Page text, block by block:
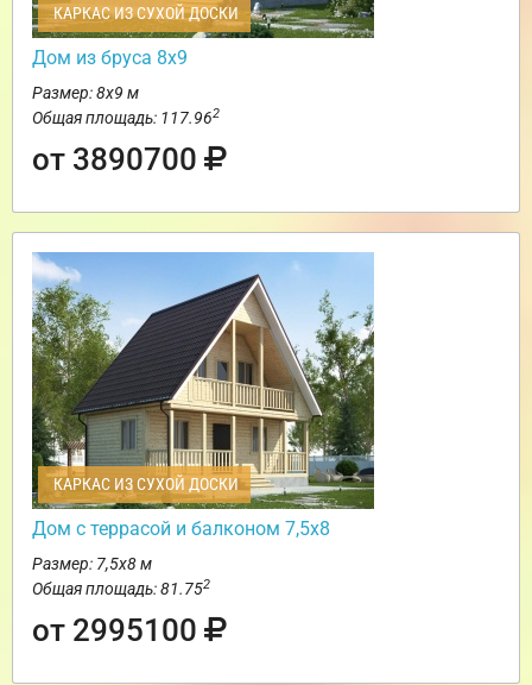
КАРКАС ИЗ СУХОЙ ДОСКИ
Дом из бруса 8х9
Размер: 8х9 м
Общая площадь: 117.962
от 3890700
КАРКАС ИЗ СУХОЙ ДОСКИ
Дом с террасой и балконом 7,5х8
Размер: 7,5х8 м
Общая площадь: 81.752
от 2995100